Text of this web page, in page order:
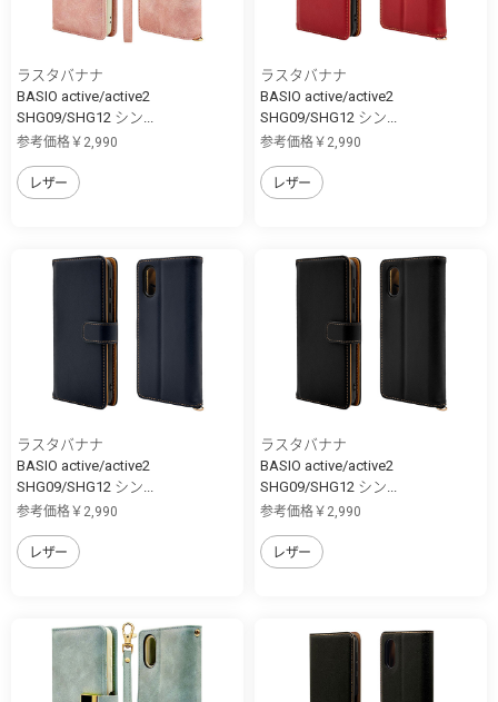
ラスタバナナ
BASIO active/active2
SHG09/SHG12 シン...
参考価格￥2,990
レザー
ラスタバナナ
BASIO active/active2
SHG09/SHG12 シン...
参考価格￥2,990
レザー
ラスタバナナ
BASIO active/active2
SHG09/SHG12 シン...
参考価格￥2,990
レザー
ラスタバナナ
BASIO active/active2
SHG09/SHG12 シン...
参考価格￥2,990
レザー